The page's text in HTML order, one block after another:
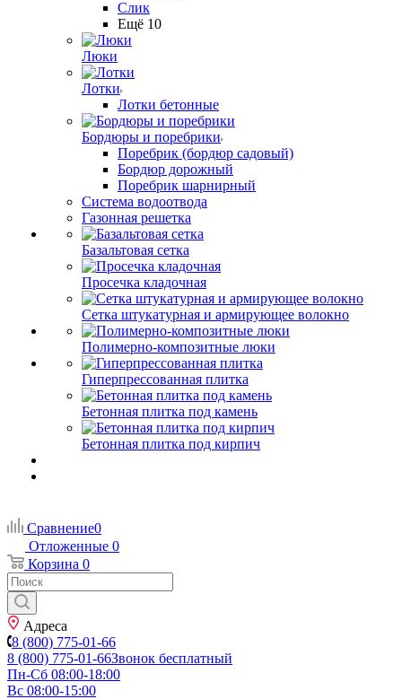
Слик
Ещё 10
Люки
Лотки
Лотки бетонные
Бордюры и поребрики
Поребрик (бордюр садовый)
Бордюр дорожный
Поребрик шарнирный
Система водоотвода
Газонная решетка
Базальтовая сетка
Просечка кладочная
Сетка штукатурная и армирующее волокно
Полимерно-композитные люки
Гиперпрессованная плитка
Бетонная плитка под камень
Бетонная плитка под кирпич
Сравнение0
Отложенные 0
Корзина 0
Адреса
8 (800) 775-01-66
8 (800) 775-01-66Звонок бесплатный
Пн-Сб 08:00-18:00
Вс 08:00-15:00